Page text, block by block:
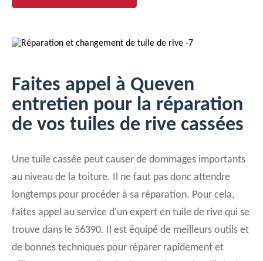
Faites appel à Queven
entretien pour la réparation
de vos tuiles de rive cassées
Une tuile cassée peut causer de dommages importants
au niveau de la toiture. Il ne faut pas donc attendre
longtemps pour procéder à sa réparation. Pour cela,
faites appel au service d'un expert en tuile de rive qui se
trouve dans le 56390. Il est équipé de meilleurs outils et
de bonnes techniques pour réparer rapidement et